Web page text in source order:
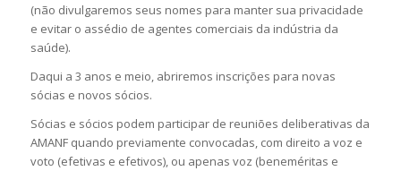
(não divulgaremos seus nomes para manter sua privacidade
e evitar o assédio de agentes comerciais da indústria da
saúde).
Daqui a 3 anos e meio, abriremos inscrições para novas
sócias e novos sócios.
Sócias e sócios podem participar de reuniões deliberativas da
AMANF quando previamente convocadas, com direito a voz e
voto (efetivas e efetivos), ou apenas voz (beneméritas e